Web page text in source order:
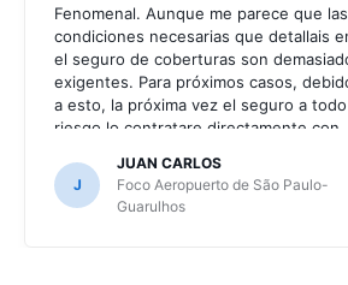
Fenomenal. Aunque me parece que las
condiciones necesarias que detallais
el seguro de coberturas son
exigentes. Para próximos casos,
a esto, la próxima vez el seguro a todo
riesgo lo contratare directamente con
J
JUAN CARLOS
Foco Aeropuerto de São Paulo-
Guarulhos